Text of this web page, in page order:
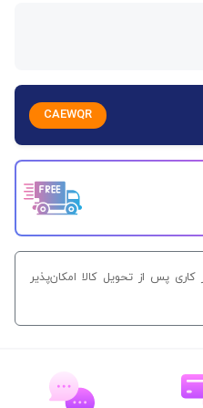
CAEWQR
بازگشت کالا تنها تا ۷ روز کاری پس از تحویل کالا امکان‌پذیر